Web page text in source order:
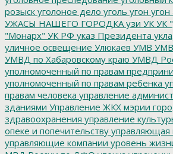
розыск уголоное дело уголь угон
УЖАСЫ НАШЕГО ГОРОДКА узи УК УК
"Монарх" УК РФ указ Президента
уличное освещение Улюкаев УМВ
УМВД по Хабаровскому краю УМВД
уполномоченный по правам
уполномоченный по правам ребенка
правам человека управление
зданиями Управление ЖКХ мэрии
здравоохранения управление
опеке и попечительству управляющая
управляющие компании уровень